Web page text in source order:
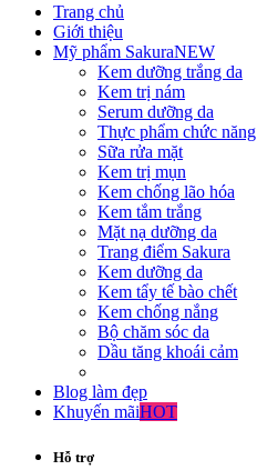
Trang chủ
Giới thiệu
Mỹ phẩm SakuraNEW
Kem dưỡng trắng da
Kem trị nám
Serum dưỡng da
Thực phẩm chức năng
Sữa rửa mặt
Kem trị mụn
Kem chống lão hóa
Kem tắm trắng
Mặt nạ dưỡng da
Trang điểm Sakura
Kem dưỡng da
Kem tẩy tế bào chết
Kem chống nắng
Bộ chăm sóc da
Dầu tăng khoái cảm
Blog làm đẹp
Khuyến mãiHOT
Hỗ trợ